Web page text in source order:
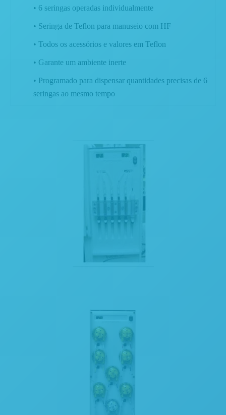
• 6 seringas operadas individualmente
• Seringa de Teflon para manuseio com HF
• Todos os acessórios e valores em Teflon
• Garante um ambiente inerte
• Programado para dispensar quantidades precisas de 6
seringas ao mesmo tempo